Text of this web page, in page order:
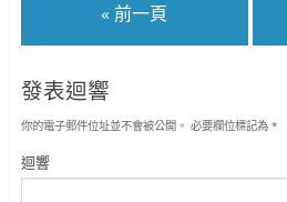
« 前一頁
發表迴響
你的電子郵件位址並不會被公開。 必要欄位標記為 *
迴響